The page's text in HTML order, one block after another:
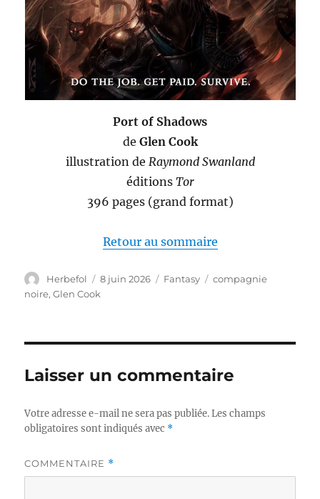
Port of Shadows
de Glen Cook
illustration de Raymond Swanland
éditions Tor
396 pages (grand format)
Retour au sommaire
Auteur
Herbefol
Publié
le
8 juin 2026 Catégories
Fantasy Étiquettes
compagnie
noire,Glen Cook
Laisser un commentaire
Votre adresse e-mail ne sera pas publiée. Les champs
obligatoires sont indiqués avec *
COMMENTAIRE *